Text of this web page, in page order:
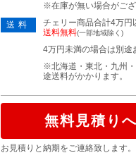
※在庫が無い場合がござ
送料
チェリー商品合計4万円
送料無料(一部地域除く)
4万円未満の場合は別途
※北海道・東北・九州
途送料がかかります。
無料見積り
お見積りと納期をご連絡致します